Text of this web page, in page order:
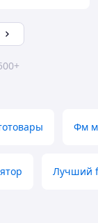
Фм
Лучший